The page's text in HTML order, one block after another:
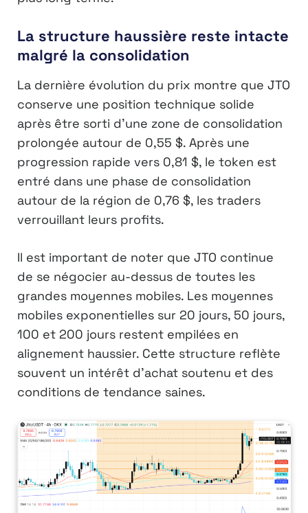
La structure haussière reste intacte
malgré la consolidation
La dernière évolution du prix montre que JTO
conserve une position technique solide
après être sorti d’une zone de consolidation
prolongée autour de 0,55 $. Après une
progression rapide vers 0,81 $, le token est
entré dans une phase de consolidation
autour de la région de 0,76 $, les traders
verrouillant leurs profits.
Il est important de noter que JTO continue
de se négocier au-dessus de toutes les
grandes moyennes mobiles. Les moyennes
mobiles exponentielles sur 20 jours, 50 jours,
100 et 200 jours restent empilées en
alignement haussier. Cette structure reflète
souvent un intérêt d’achat soutenu et des
conditions de tendance saines.